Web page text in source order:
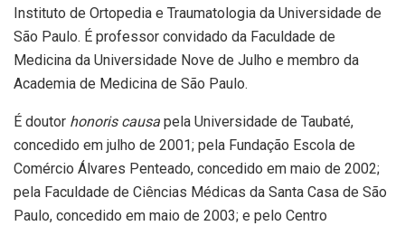
Instituto de Ortopedia e Traumatologia da Universidade de
São Paulo. É professor convidado da Faculdade de
Medicina da Universidade Nove de Julho e membro da
Academia de Medicina de São Paulo.
É doutor honoris causa pela Universidade de Taubaté,
concedido em julho de 2001; pela Fundação Escola de
Comércio Álvares Penteado, concedido em maio de 2002;
pela Faculdade de Ciências Médicas da Santa Casa de São
Paulo, concedido em maio de 2003; e pelo Centro